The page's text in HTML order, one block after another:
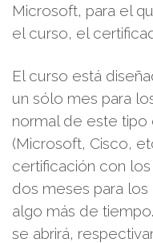
Microsoft, para el
el curso, el
El curso está
un sólo mes para
normal de este
(Microsoft, Cisco,
certificación con
dos meses para
algo más de
se abrirá,